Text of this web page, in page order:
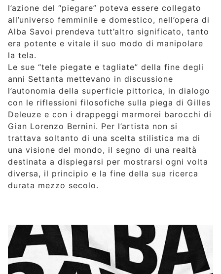
l’azione del “piegare” poteva essere collegato
all’universo femminile e domestico, nell’opera di
Alba Savoi prendeva tutt’altro significato, tanto
era potente e vitale il suo modo di manipolare
la tela.
Le sue “tele piegate e tagliate” della fine degli
anni Settanta mettevano in discussione
l’autonomia della superficie pittorica, in dialogo
con le riflessioni filosofiche sulla piega di Gilles
Deleuze e con i drappeggi marmorei barocchi di
Gian Lorenzo Bernini. Per l’artista non si
trattava soltanto di una scelta stilistica ma di
una visione del mondo, il segno di una realtà
destinata a dispiegarsi per mostrarsi ogni volta
diversa, il principio e la fine della sua ricerca
durata mezzo secolo.